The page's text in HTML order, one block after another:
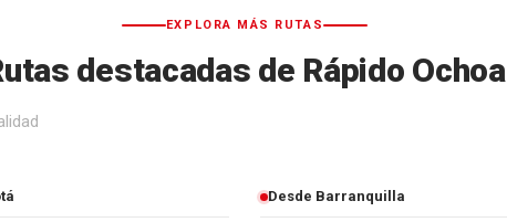
EXPLORA MÁS RUTAS
destacadas de Rápido Ochoa
Desde Barranquilla